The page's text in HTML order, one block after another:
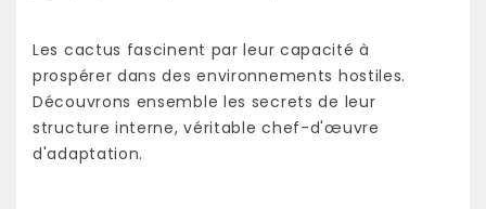
Les cactus fascinent par leur capacité à
prospérer dans des environnements hostiles.
Découvrons ensemble les secrets de leur
structure interne, véritable chef-d'œuvre
d'adaptation.